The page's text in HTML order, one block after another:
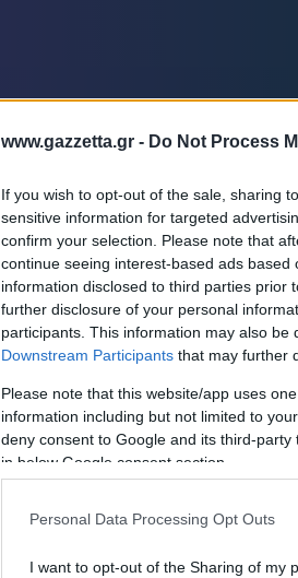
www.gazzetta.gr - Do Not Process
If you wish to opt-out of the sale, sharing
sensitive information for targeted
confirm your selection. Please note that
continue seeing interest-based ads
information disclosed to third parties prior
further disclosure of your personal
participants. This information may also
Downstream Participants that may further
Please note that this website/app uses
information including but not limited to
deny consent to Google and its third-
in below Google consent section.
Personal Data Processing Opt Outs
I want to opt-out of the Sharing of my
Pregame